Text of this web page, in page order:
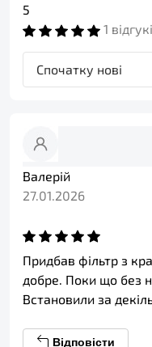
5
1
Спочатку нові
Валерій
27.01.2026
Придбав фільтр з
добре. Поки що без
Встановили за
Відповісти